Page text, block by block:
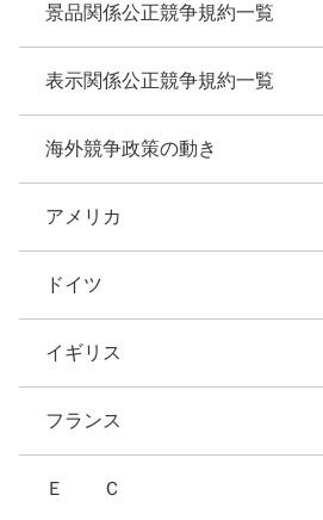
景品関係公正競争規約一覧
表示関係公正競争規約一覧
海外競争政策の動き
アメリカ
ドイツ
イギリス
フランス
Ｅ Ｃ